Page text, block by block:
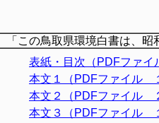
「この鳥取県環境白書は、昭
表紙・目次（PDFファ
本文１（PDFファイル
本文２（PDFファイル
本文３（PDFファイル